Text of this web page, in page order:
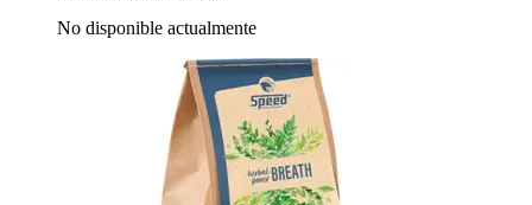
No disponible actualmente